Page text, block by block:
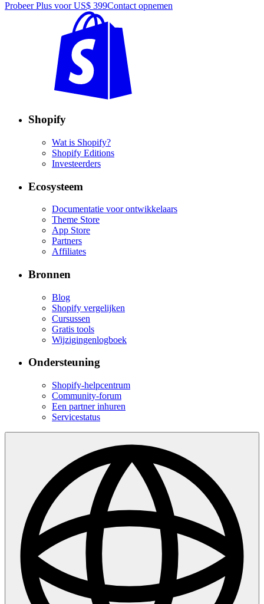
Probeer Plus voor US$ 399Contact opnemen
Shopify
Wat is Shopify?
Shopify Editions
Investeerders
Ecosysteem
Documentatie voor ontwikkelaars
Theme Store
App Store
Partners
Affiliates
Bronnen
Blog
Shopify vergelijken
Cursussen
Gratis tools
Wijzigingenlogboek
Ondersteuning
Shopify-helpcentrum
Community-forum
Een partner inhuren
Servicestatus